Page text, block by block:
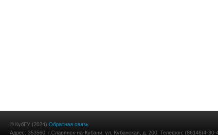
© КубГУ (2024) Обратная связь
Адрес: 353560, г.Славянск-на-Кубани, ул. Кубанская, д. 200. Телефон: (86146)4-30-